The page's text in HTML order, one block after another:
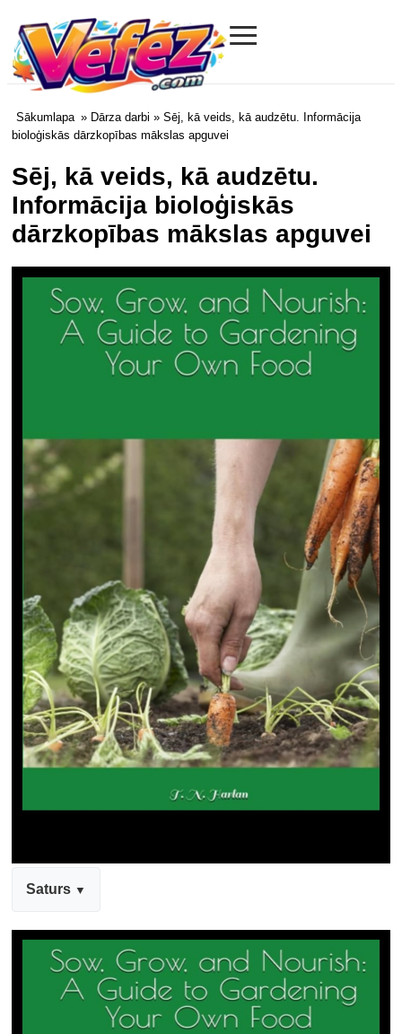
Vefez.com
≡
Sākumlapa » Dārza darbi » Sēj, kā veids, kā audzētu. Informācija
bioloģiskās dārzkopības mākslas apguvei
Sēj, kā veids, kā audzētu.
Informācija bioloģiskās
dārzkopības mākslas apguvei
Saturs